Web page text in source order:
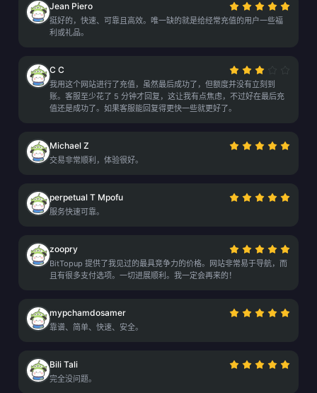
Jean Piero
挺好的，快速、可靠且高效。唯一缺的就是给经常充值的用户一些福
利或礼品。
C C
我用这个网站进行了充值，虽然最后成功了，但额度并没有立刻到
账。客服至少花了 5 分钟才回复，这让我有点焦虑，不过好在最后充
值还是成功了。如果客服能回复得更快一些就更好了。
Michael Z
交易非常顺利，体验很好。
perpetual T Mpofu
服务快速可靠。
zoopry
BitTopup 提供了我见过的最具竞争力的价格。网站非常易于导航，而
且有很多支付选项。一切进展顺利。我一定会再来的！
mypchamdosamer
靠谱、简单、快速、安全。
Bili Tali
完全没问题。